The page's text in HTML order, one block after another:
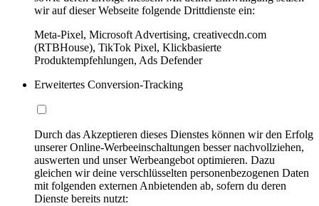
wir auf dieser Webseite folgende Drittdienste ein:
Meta-Pixel, Microsoft Advertising, creativecdn.com
(RTBHouse), TikTok Pixel, Klickbasierte
Produktempfehlungen, Ads Defender
Erweitertes Conversion-Tracking
Durch das Akzeptieren dieses Dienstes können wir den Erfolg
unserer Online-Werbeeinschaltungen besser nachvollziehen,
auswerten und unser Werbeangebot optimieren. Dazu
gleichen wir deine verschlüsselten personenbezogenen Daten
mit folgenden externen Anbietenden ab, sofern du deren
Dienste bereits nutzt: